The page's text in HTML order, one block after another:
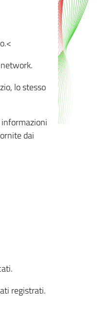
lo stesso
dai
registrati.